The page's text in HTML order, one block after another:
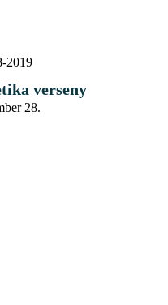
2019
verseny
28.